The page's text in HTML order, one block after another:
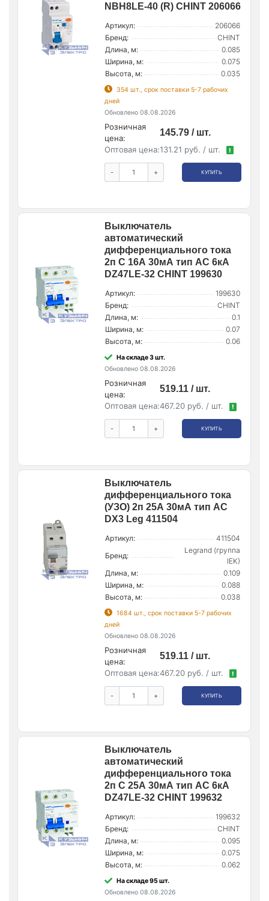
NBH8LE-40 (R) CHINT 206066
Артикул:
206066
Бренд:
CHINT
Длина, м:
0.085
Ширина, м:
0.075
Высота, м:
0.035
354 шт., срок поставки 5-7 рабочих
дней
Обновлено 08.08.2026
Розничная
цена:
145.79 / шт.
Оптовая цена:131.21 руб. / шт. !
- + КУПИТЬ
Выключатель
автоматический
дифференциального тока
2п C 16А 30мА тип AC 6кА
DZ47LE-32 CHINT 199630
Артикул:
199630
Бренд:
CHINT
Длина, м:
0.1
Ширина, м:
0.07
Высота, м:
0.06
На складе 3 шт.
Обновлено 08.08.2026
Розничная
цена:
519.11 / шт.
Оптовая цена:467.20 руб. / шт. !
- + КУПИТЬ
Выключатель
дифференциального тока
(УЗО) 2п 25А 30мА тип AC
DX3 Leg 411504
Артикул:
411504
Бренд:
Legrand (группа
IEK)
Длина, м:
0.109
Ширина, м:
0.088
Высота, м:
0.038
1684 шт., срок поставки 5-7 рабочих
дней
Обновлено 08.08.2026
Розничная
цена:
519.11 / шт.
Оптовая цена:467.20 руб. / шт. !
- + КУПИТЬ
Выключатель
автоматический
дифференциального тока
2п C 25А 30мА тип AC 6кА
DZ47LE-32 CHINT 199632
Артикул:
199632
Бренд:
CHINT
Длина, м:
0.095
Ширина, м:
0.075
Высота, м:
0.062
На складе 95 шт.
Обновлено 08.08.2026